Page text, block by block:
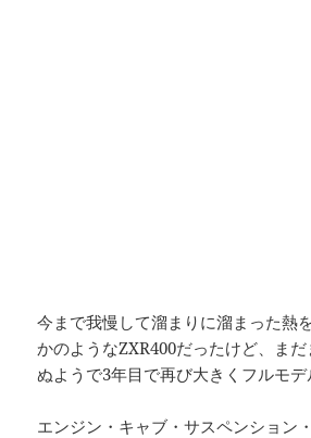
今まで我慢して溜まりに溜まった熱
かのようなZXR400だったけど、ま
ぬようで3年目で再び大きくフルモデ
エンジン・キャブ・サスペンション